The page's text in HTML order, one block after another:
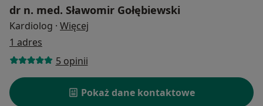
dr n. med. Sławomir Gołębiewski
Kardiolog · Więcej
1 adres
5 opinii
Pokaż dane kontaktowe